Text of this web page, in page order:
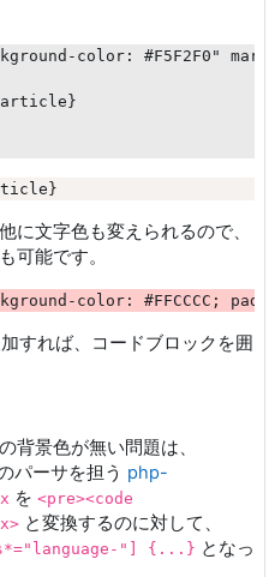
color: #F5F2F0"
に文字色も変えられるので、
可能です。
すれば、コードブロックを囲
背景色が無い問題は、
パーサを担う php-
を <pre><code
と変換するのに対して、
"] {...} となっ